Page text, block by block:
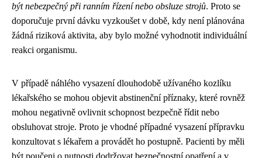
být nebezpečný při ranním řízení nebo obsluze strojů. Proto se
doporučuje první dávku vyzkoušet v době, kdy není plánována
žádná riziková aktivita, aby bylo možné vyhodnotit individuální
reakci organismu.
V případě náhlého vysazení dlouhodobě užívaného kozlíku
lékařského se mohou objevit abstinenční příznaky, které rovněž
mohou negativně ovlivnit schopnost bezpečně řídit nebo
obsluhovat stroje. Proto je vhodné případné vysazení přípravku
konzultovat s lékařem a provádět ho postupně. Pacienti by měli
být poučeni o nutnosti dodržovat bezpečnostní opatření a v